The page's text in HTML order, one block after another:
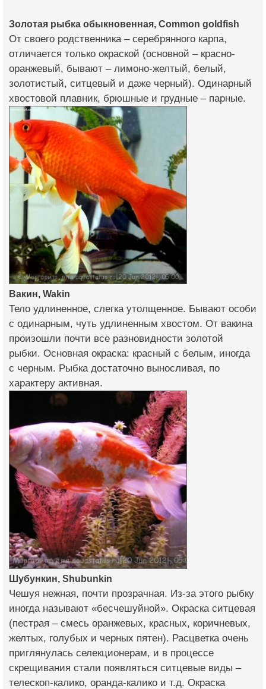
Золотая рыбка обыкновенная, Common goldfish
От своего родственника – серебрянного карпа,
отличается только окраской (основной – красно-
оранжевый, бывают – лимоно-желтый, белый,
золотистый, ситцевый и даже черный). Одинарный
хвостовой плавник, брюшные и грудные – парные.
Вакин, Wakin
Тело удлиненное, слегка утолщенное. Бывают особи
с одинарным, чуть удлиненным хвостом. От вакина
произошли почти все разновидности золотой
рыбки. Основная окраска: красный с белым, иногда
с черным. Рыбка достаточно выносливая, по
характеру активная.
Шубункин, Shubunkin
Чешуя нежная, почти прозрачная. Из-за этого рыбку
иногда называют «бесчешуйной». Окраска ситцевая
(пестрая – смесь оранжевых, красных, коричневых,
желтых, голубых и черных пятен). Расцветка очень
приглянулась селекционерам, и в процессе
скрещивания стали появляться ситцевые виды –
телескоп-калико, оранда-калико и т.д. Окраска